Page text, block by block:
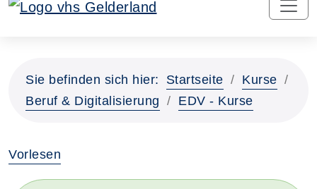
Sie befinden sich hier: Startseite
Kurse
Beruf & Digitalisierung
EDV - Kurse
Vorlesen